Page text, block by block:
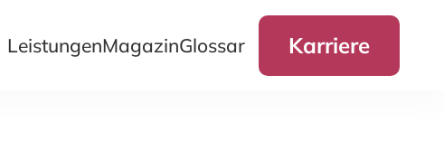
LeistungenMagazinGlossar Karriere